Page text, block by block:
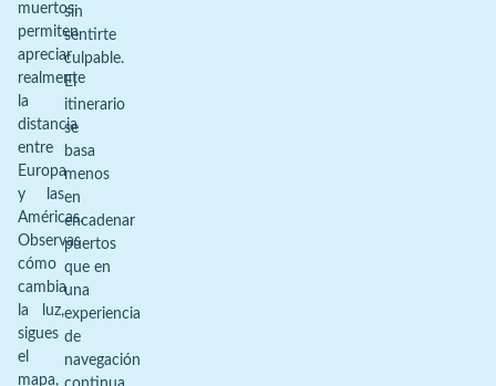
muertos:
permiten
apreciar
realmente
la
distancia
entre
Europa
y las
Américas.
Observas
cómo
cambia
la luz,
sigues
el
mapa,
sin
sentirte
culpable.
El
itinerario
se
basa
menos
en
encadenar
puertos
que en
una
experiencia
de
navegación